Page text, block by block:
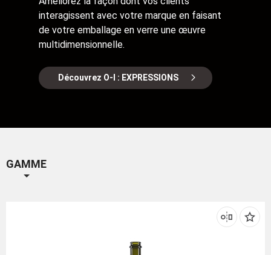
interagissent avec votre marque en faisant
de votre emballage en verre une œuvre
multidimensionnelle.
Découvrez O-I : EXPRESSIONS
GAMME